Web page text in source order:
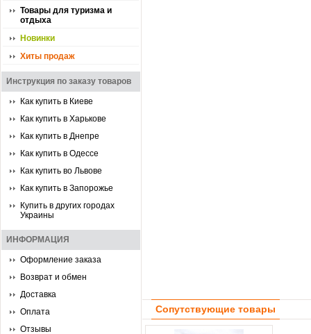
Товары для туризма и
отдыха
Новинки
Хиты продаж
Инструкция по заказу товаров
Как купить в Киеве
Как купить в Харькове
Как купить в Днепре
Как купить в Одессе
Как купить во Львове
Как купить в Запорожье
Купить в других городах
Украины
ИНФОРМАЦИЯ
Оформление заказа
Возврат и обмен
Доставка
Оплата
Отзывы
Сопутствующие товары